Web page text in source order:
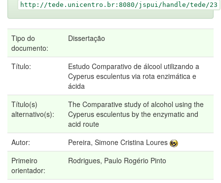
http://tede.unicentro.br:8080/jspui/handle/tede/23
Tipo do
documento:
Dissertação
Título:
Estudo Comparativo de álcool utilizando a
Cyperus esculentus via rota enzimática e
ácida
Título(s)
alternativo(s):
The Comparative study of alcohol using the
Cyperus esculentus by the enzymatic and
acid route
Autor:
Pereira, Simone Cristina Loures
Primeiro
orientador:
Rodrigues, Paulo Rogério Pinto